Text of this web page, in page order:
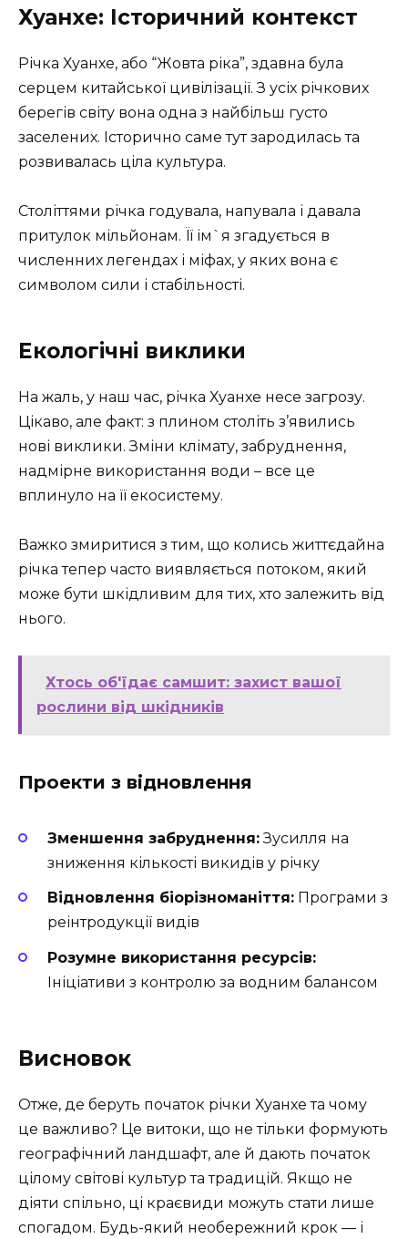
Хуанхе: Історичний контекст
Річка Хуанхе, або “Жовта ріка”, здавна була
серцем китайської цивілізації. З усіх річкових
берегів світу вона одна з найбільш густо
заселених. Історично саме тут зародилась та
розвивалась ціла культура.
Століттями річка годувала, напувала і давала
притулок мільйонам. Її ім`я згадується в
численних легендах і міфах, у яких вона є
символом сили і стабільності.
Екологічні виклики
На жаль, у наш час, річка Хуанхе несе загрозу.
Цікаво, але факт: з плином століть з’явились
нові виклики. Зміни клімату, забруднення,
надмірне використання води – все це
вплинуло на її екосистему.
Важко змиритися з тим, що колись життєдайна
річка тепер часто виявляється потоком, який
може бути шкідливим для тих, хто залежить від
нього.
Хтось об'їдає самшит: захист вашої
рослини від шкідників
Проекти з відновлення
Зменшення забруднення:Зусилля на
зниження кількості викидів у річку
Відновлення біорізноманіття: Програми з
реінтродукції видів
Розумне використання ресурсів:
Ініціативи з контролю за водним балансом
Висновок
Отже, де беруть початок річки Хуанхе та чому
це важливо? Це витоки, що не тільки формують
географічний ландшафт, але й дають початок
цілому світові культур та традицій. Якщо не
діяти спільно, ці краєвиди можуть стати лише
спогадом. Будь-який необережний крок — і